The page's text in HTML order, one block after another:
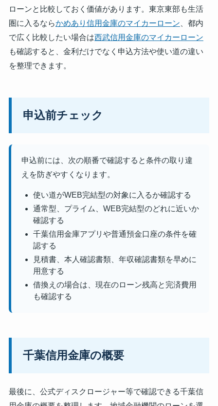
ローンと比較しておく価値があります。東京東部も生活
圏に入るならかめあり信用金庫のマイカーローン 、都内
で広く比較したい場合は西武信用金庫のマイカーローン
も確認すると、金利だけでなく申込方法や使い道の違い
を整理できます。
申込前チェック
申込前には、次の順番で確認すると条件の取り違
えを防ぎやすくなります。
使い道がWEB完結型の対象に入るか確認する
通常型、プライム、WEB完結型のどれに近いか
確認する
千葉信用金庫アプリや普通預金口座の条件を確
認する
見積書、本人確認書類、年収確認書類を早めに
用意する
借換えの場合は、現在のローン残高と完済費用
も確認する
千葉信用金庫の概要
最後に、公式ディスクロージャー等で確認できる千葉信